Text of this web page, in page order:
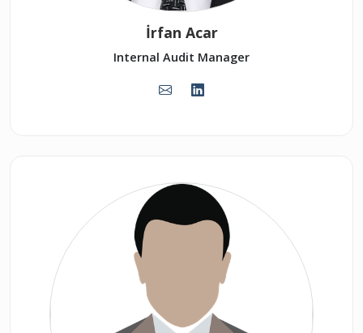
İrfan Acar
Internal Audit Manager